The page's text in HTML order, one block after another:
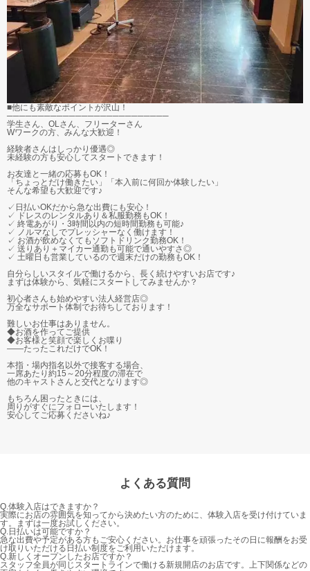
■他にも素敵なポイントが沢山！
──────────────────────────
学生さん、OLさん、フリーターさん
Wワークの方、みんな大歓迎！
経験者さんはしっかり優遇◎
未経験の方も安心してスタートできます！
お友達と一緒の応募もOK！
「ちょっとだけ働きたい」「本入前に何回か体験したい」
そんな希望も大歓迎です♪
✓日払いOKだから急な出費にも安心！
✓ ドレスのレンタルあり＆私服勤務もOK！
✓ 終電あがり・3時間以内の短時間勤務も可能♪
✓ ノルマなしでプレッシャーなく働けます！
✓ お酒が飲めなくてもソフトドリンク勤務OK！
✓ 送りあり＋マイカー通勤も可能で通いやすさ◎
✓ 土曜日も営業しているので週末だけの勤務もOK！
自分らしいスタイルで働けるから、長く続けやすいお店です♪
まずは体験から、気軽にスタートしてみませんか？
初心者さんも始めやすい法人経営店◎
万全なサポート体制でお待ちしております！
難しいお仕事はありません。
◆お酒を作ってご提供
◆お客様と笑顔で楽しくお喋り
――たったこれだけでOK！
本指・場内指名以外で接客する場合、
一席あたり約15～20分程度の滞在で
他のキャストさんと交代となります◎
もちろん困ったときには、
周りがすぐにフォローいたします！
安心してご応募くださいね♪
よくある質問
Q. 体験入店はできますか？
実際にお店の雰囲気を知ってから決めたい方のために、体験入店を受け付けていま
す。まずは一度お試しください。
Q. 日払いは可能ですか？
急な出費や予定がある方もご安心ください。お仕事を頑張ったその日に報酬をお受
け取りいただける日払い制度をご利用いただけます。
Q. 新しくオープンしたお店ですか？
スタッフ全員が同じスタートラインで働ける新規開店のお店です。上下関係などの